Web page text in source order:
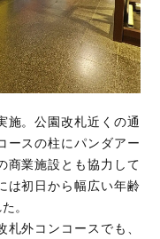
。公園改札近くの通
ースの柱にパンダアー
商業施設とも協力して
は初日から幅広い年齢
。
外コンコースでも、